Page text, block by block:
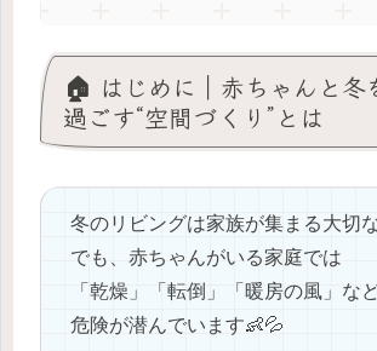
🏠 はじめに｜赤ちゃんと冬
過ごす“空間づくり”とは
冬のリビングは家族が集まる大切
でも、赤ちゃんがいる家庭では
「乾燥」「転倒」「暖房の風」な
危険が潜んでいます👶💦